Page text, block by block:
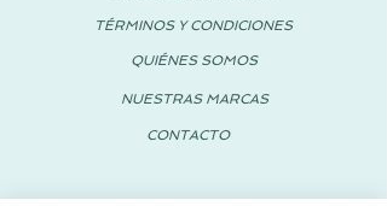
TÉRMINOS Y CONDICIONES
QUIÉNES SOMOS
NUESTRAS MARCAS
CONTACTO